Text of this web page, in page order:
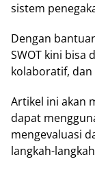
sistem
Dengan
SWOT kini bisa
kolaboratif, dan
Artikel ini akan
dapat
mengevaluasi
langkah-